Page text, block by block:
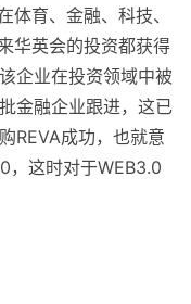
育、金融、科技、
华英会的投资都获得
企业在投资领域中被
金融企业跟进，这已
REVA成功，也就意
，这时对于WEB3.0